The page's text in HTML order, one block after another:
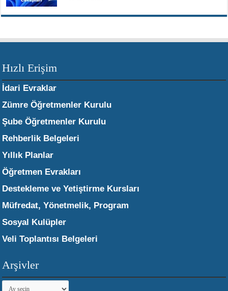
Hızlı Erişim
İdari Evraklar
Zümre Öğretmenler Kurulu
Şube Öğretmenler Kurulu
Rehberlik Belgeleri
Yıllık Planlar
Öğretmen Evrakları
Destekleme ve Yetiştirme Kursları
Müfredat, Yönetmelik, Program
Sosyal Kulüpler
Veli Toplantısı Belgeleri
Arşivler
Arşivler